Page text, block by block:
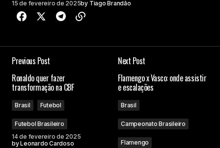
15 de fevereiro de 2025by Tiago Brandão
Previous Post
Ronaldo quer fazer
transformação na CBF
Brasil Futebol
Futebol Brasileiro
14 de fevereiro de 2025
byLeonardo Cardoso
Next Post
Flamengo x Vasco: onde assistir
e escalações
Brasil
Campeonato Brasileiro
Flamengo